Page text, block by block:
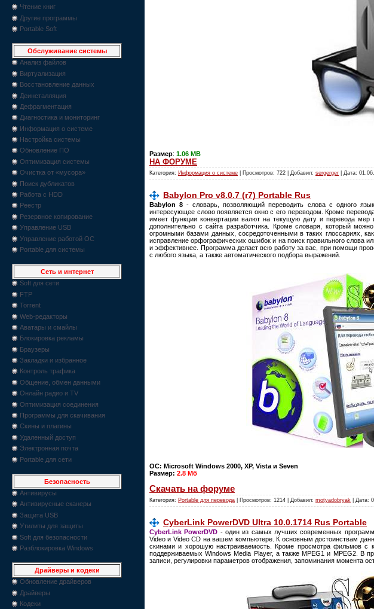
Чтение книг
Другие программы
Portable Soft
Обслуживание системы
Анализ файлов
Виртуализация
Восстановление данных
Деинсталляция
Дефрагментация
Диагностика и мониторинг
Информация о системе
Настройка системы
Обновление ПО
Оптимизация системы
Очистка от «мусора»
Поиск дубликатов
Работа с HDD
Реестр
Резервное копирование
Управление USB
Управление работой ОС
Portable для системы
Сеть и интернет
Soft для сети
FTP
Torrent
Web-редакторы
Аватары и смайлы
Блокировка рекламы
Браузеры
Закладки и избранное
Контроль трафика
Общение, обмен данными
Онлайн радио и TV
Оптимизация соединения
Программы для скачивания
Скины и плагины
Удаленный доступ
Электронная почта
Portable для сети
Безопасность
Антивирусы
Антивирусные сканеры
Защита USB
Утилиты для защиты
Soft для безопасности
Разблокировка Windows
Драйверы и кодеки
Обновление драйверов
Драйверы
Кодеки
Размер: 1.06 MB
НА ФОРУМЕ
Категория: Информация о системе | Просмотров: 722 | Добавил: sergerger | Дата:
Babylon Pro v8.0.7 (r7) Portable Rus
Babylon 8 - словарь, позволяющий переводить слова с одного
интересующее слово появляется окно с его переводом. Кроме
имеет функции конвертации валют на текущую дату и перевода мер
дополнительно с сайта разработчика. Кроме словаря, который
огромными базами данных, сосредоточенными в таких глоссариях,
исправление орфографических ошибок и на поиск правильного слова
и эффективнее. Программа делает всю работу за вас, при помощи
с любого языка, а также автоматического подбора выражений.
ОС: Microsoft Windows 2000, XP, Vista и Seven
Размер: 2.8 Мб
Скачать на форуме
Категория: Portable для перевода | Просмотров: 1214 | Добавил: motyadobryak | Дата:
CyberLink PowerDVD Ultra 10.0.1714 Rus Portable
CyberLink PowerDVD - один из самых лучших современных
Video и Video CD на вашем компьютере. К основным достоинствам
скинами и хорошую настраиваемость. Кроме просмотра фильмов с
поддерживаемых Windows Media Player, а также MPEG1 и MPEG2. В
записи, регулировки параметров отображения, запоминания момента